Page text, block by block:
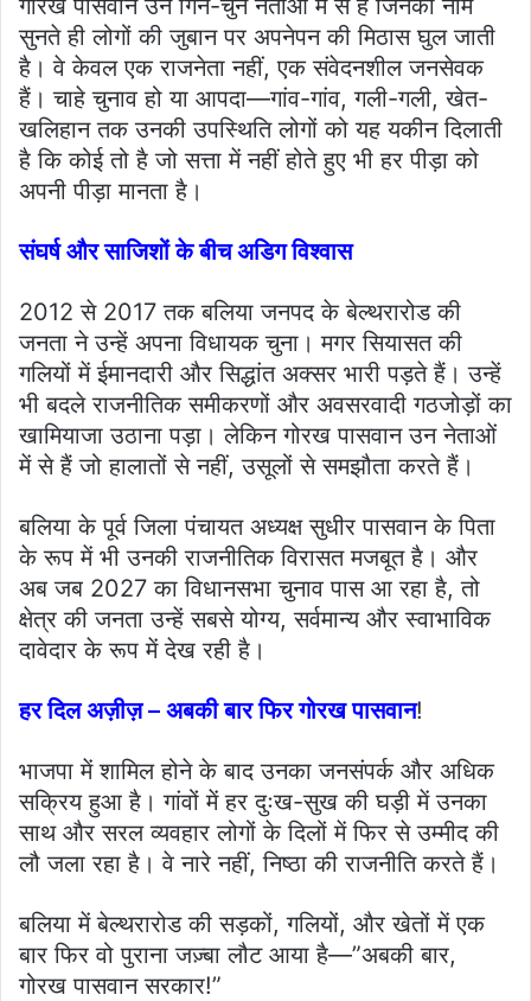
सुनते ही लोगों की जुबान पर अपनेपन की मिठास घुल जाती
है। वे केवल एक राजनेता नहीं, एक संवेदनशील जनसेवक
हैं। चाहे चुनाव हो या आपदा—गांव-गांव, गली-गली, खेत-
खलिहान तक उनकी उपस्थिति लोगों को यह यकीन दिलाती
है कि कोई तो है जो सत्ता में नहीं होते हुए भी हर पीड़ा को
अपनी पीड़ा मानता है।
संघर्ष और साजिशों के बीच अडिग विश्वास
2012 से 2017 तक बलिया जनपद के बेल्थरारोड की
जनता ने उन्हें अपना विधायक चुना। मगर सियासत की
गलियों में ईमानदारी और सिद्धांत अक्सर भारी पड़ते हैं। उन्हें
भी बदले राजनीतिक समीकरणों और अवसरवादी गठजोड़ों का
खामियाजा उठाना पड़ा। लेकिन गोरख पासवान उन नेताओं
में से हैं जो हालातों से नहीं, उसूलों से समझौता करते हैं।
बलिया के पूर्व जिला पंचायत अध्यक्ष सुधीर पासवान के पिता
के रूप में भी उनकी राजनीतिक विरासत मजबूत है। और
अब जब 2027 का विधानसभा चुनाव पास आ रहा है, तो
क्षेत्र की जनता उन्हें सबसे योग्य, सर्वमान्य और स्वाभाविक
दावेदार के रूप में देख रही है।
हर दिल अज़ीज़ – अबकी बार फिर गोरख पासवान!
भाजपा में शामिल होने के बाद उनका जनसंपर्क और अधिक
सक्रिय हुआ है। गांवों में हर दुःख-सुख की घड़ी में उनका
साथ और सरल व्यवहार लोगों के दिलों में फिर से उम्मीद की
लौ जला रहा है। वे नारे नहीं, निष्ठा की राजनीति करते हैं।
बलिया में बेल्थरारोड की सड़कों, गलियों, और खेतों में एक
बार फिर वो पुराना जज़्बा लौट आया है—”अबकी बार,
गोरख पासवान सरकार!”